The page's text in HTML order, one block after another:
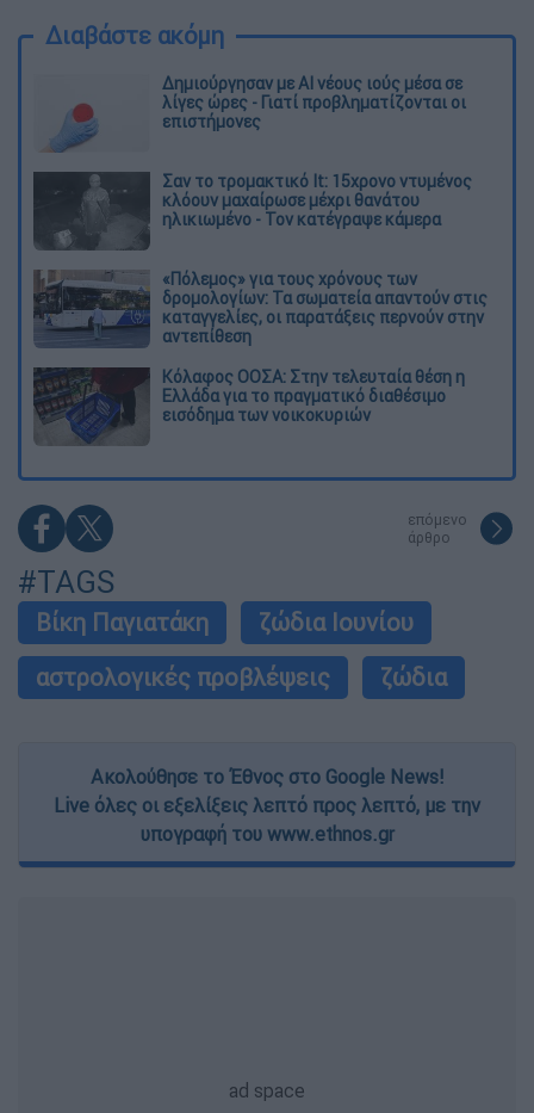
Διαβάστε ακόμη
Δημιούργησαν με AI νέους ιούς μέσα σε
λίγες ώρες - Γιατί προβληματίζονται οι
επιστήμονες
Σαν το τρομακτικό It: 15χρονο ντυμένος
κλόουν μαχαίρωσε μέχρι θανάτου
ηλικιωμένο - Τον κατέγραψε κάμερα
«Πόλεμος» για τους χρόνους των
δρομολογίων: Τα σωματεία απαντούν στις
καταγγελίες, οι παρατάξεις περνούν στην
αντεπίθεση
Κόλαφος ΟΟΣΑ: Στην τελευταία θέση η
Ελλάδα για το πραγματικό διαθέσιμο
εισόδημα των νοικοκυριών
επόμενο
άρθρο
#TAGS
Βίκη Παγιατάκη
ζώδια Ιουνίου
αστρολογικές προβλέψεις
ζώδια
Ακολούθησε το Έθνος στο Google News!
Live όλες οι εξελίξεις λεπτό προς λεπτό, με την
υπογραφή του www.ethnos.gr